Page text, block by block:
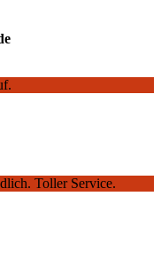
Toller Service.